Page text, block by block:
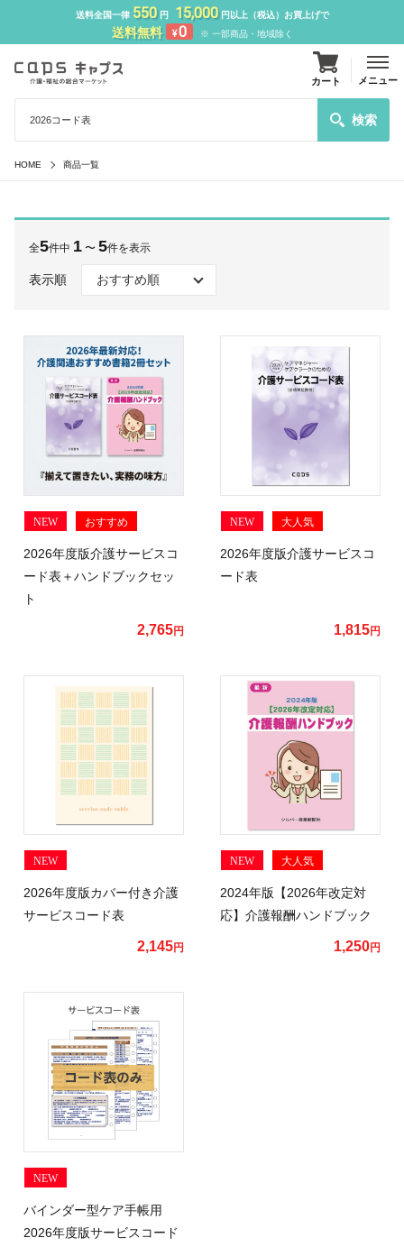
送料全国一律 550円 15,000円以上（税込）お買上げで
送料無料 ¥0 ※ 一部商品・地域除く
検索
カート メニュー
HOME 商品一覧
全5件中 1 〜 5件を表示
表示順
NEW おすすめ
2026年度版介護サービスコ
ード表＋ハンドブックセッ
ト
2,765円
NEW 大人気
2026年度版介護サービスコ
ード表
1,815円
NEW
2026年度版カバー付き介護
サービスコード表
2,145円
NEW 大人気
2024年版【2026年改定対
応】介護報酬ハンドブック
1,250円
NEW
バインダー型ケア手帳用
2026年度版サービスコード